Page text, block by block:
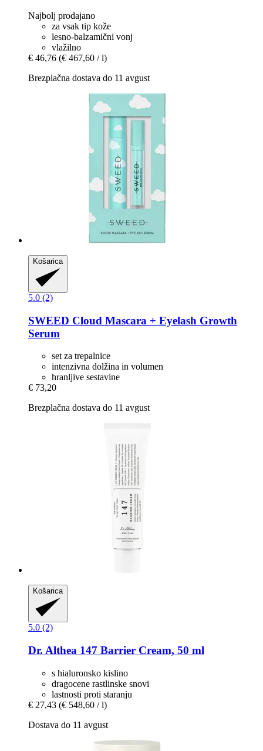
Najbolj prodajano
za vsak tip kože
lesno-balzamični vonj
vlažilno
€ 46,76 (€ 467,60 / l)
Brezplačna dostava do 11 avgust
Košarica
5.0 (2)
SWEED Cloud Mascara + Eyelash Growth
Serum
set za trepalnice
intenzivna dolžina in volumen
hranljive sestavine
€ 73,20
Brezplačna dostava do 11 avgust
Košarica
5.0 (2)
Dr. Althea 147 Barrier Cream, 50 ml
s hialuronsko kislino
dragocene rastlinske snovi
lastnosti proti staranju
€ 27,43 (€ 548,60 / l)
Dostava do 11 avgust